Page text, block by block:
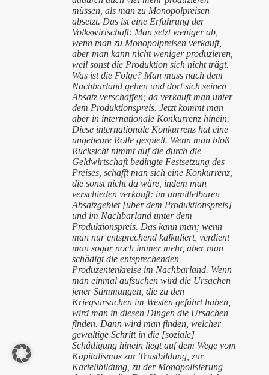
müssen, als man zu Monopolpreisen
absetzt. Das ist eine Erfahrung der
Volkswirtschaft: Man setzt weniger ab,
wenn man zu Monopolpreisen verkauft,
aber man kann nicht weniger produzieren,
weil sonst die Produktion sich nicht trägt.
Was ist die Folge? Man muss nach dem
Nachbarland gehen und dort sich seinen
Absatz verschaffen; da verkauft man unter
dem Produktionspreis. Jetzt kommt man
aber in internationale Konkurrenz hinein.
Diese internationale Konkurrenz hat eine
ungeheure Rolle gespielt. Wenn man bloß
Rücksicht nimmt auf die durch die
Geldwirtschaft bedingte Festsetzung des
Preises, schafft man sich eine Konkurrenz,
die sonst nicht da wäre, indem man
verschieden verkauft: im unmittelbaren
Absatzgebiet [über dem Produktionspreis]
und im Nachbarland unter dem
Produktionspreis. Das kann man; wenn
man nur entsprechend kalkuliert, verdient
man sogar noch immer mehr, aber man
schädigt die entsprechenden
Produzentenkreise im Nachbarland. Wenn
man einmal aufsuchen wird die Ursachen
jener Stimmungen, die zu den
Kriegsursachen im Westen geführt haben,
wird man in diesen Dingen die Ursachen
finden. Dann wird man finden, welcher
gewaltige Schritt in die [soziale]
Schädigung hinein liegt auf dem Wege vom
Kapitalismus zur Trustbildung, zur
Kartellbildung, zu der Monopolisierung